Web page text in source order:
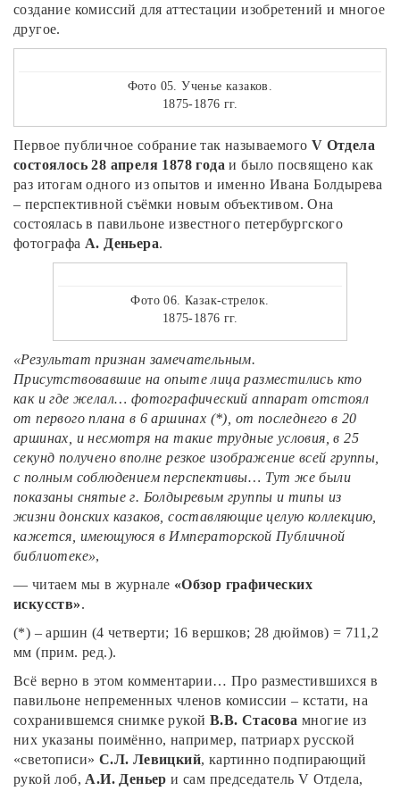
создание комиссий для аттестации изобретений и многое
другое.
Фото 05. Ученье казаков.
1875-1876 гг.
Первое публичное собрание так называемого V Отдела
состоялось 28 апреля 1878 года и было посвящено как
раз итогам одного из опытов и именно Ивана Болдырева
– перспективной съёмки новым объективом. Она
состоялась в павильоне известного петербургского
фотографа А. Деньера.
Фото 06. Казак-стрелок.
1875-1876 гг.
«Результат признан замечательным.
Присутствовавшие на опыте лица разместились кто
как и где желал… фотографический аппарат отстоял
от первого плана в 6 аршинах (*), от последнего в 20
аршинах, и несмотря на такие трудные условия, в 25
секунд получено вполне резкое изображение всей группы,
с полным соблюдением перспективы… Тут же были
показаны снятые г. Болдыревым группы и типы из
жизни донских казаков, составляющие целую коллекцию,
кажется, имеющуюся в Императорской Публичной
библиотеке»,
— читаем мы в журнале «Обзор графических
искусств».
(*) – аршин (4 четверти; 16 вершков; 28 дюймов) = 711,2
мм (прим. ред.).
Всё верно в этом комментарии… Про разместившихся в
павильоне непременных членов комиссии – кстати, на
сохранившемся снимке рукой В.В. Стасова многие из
них указаны поимённо, например, патриарх русской
«светописи» С.Л. Левицкий, картинно подпирающий
рукой лоб, А.И. Деньер и сам председатель V Отдела,